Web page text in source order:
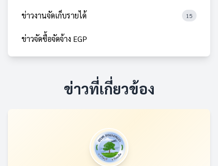
ข่าวงานจัดเก็บรายได้ 15
ข่าวจัดซื้อจัดจ้าง EGP
ข่าวที่เกี่ยวข้อง